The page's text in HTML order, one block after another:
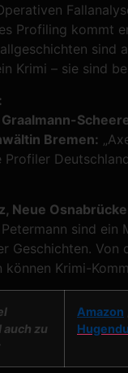
Profiling kommt
sind
Krimi – sie sind
Bremen:
Neue
sind ein
Geschichten. Von
können Krimi-
zu
Amazon